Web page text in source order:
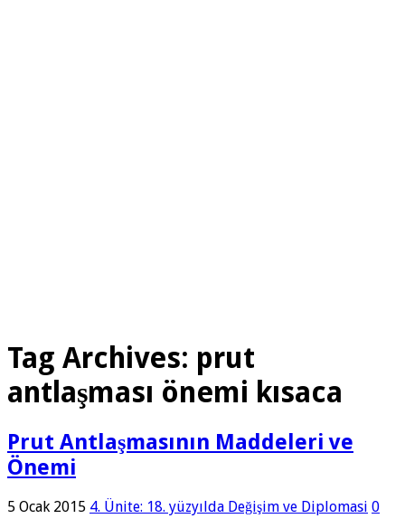
Tag Archives: prut
antlaşması önemi kısaca
Prut Antlaşmasının Maddeleri ve
Önemi
5 Ocak 2015 4. Ünite: 18. yüzyılda Değişim ve Diplomasi 0